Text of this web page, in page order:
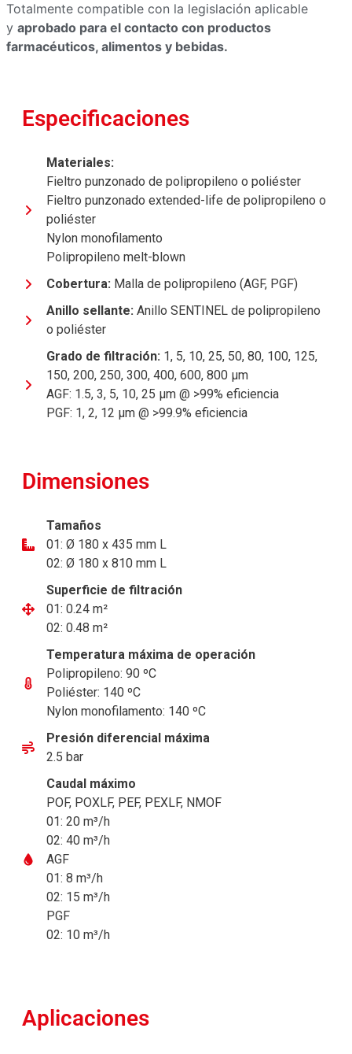
Totalmente compatible con la legislación aplicable
y aprobado para el contacto con productos
farmacéuticos, alimentos y bebidas.
Especificaciones
Materiales:
Fieltro punzonado de polipropileno o poliéster
Fieltro punzonado extended-life de polipropileno o
poliéster
Nylon monofilamento
Polipropileno melt-blown
Cobertura: Malla de polipropileno (AGF, PGF)
Anillo sellante: Anillo SENTINEL de polipropileno
o poliéster
Grado de filtración: 1, 5, 10, 25, 50, 80, 100, 125,
150, 200, 250, 300, 400, 600, 800 μm
AGF: 1.5, 3, 5, 10, 25 μm @ >99% eficiencia
PGF: 1, 2, 12 μm @ >99.9% eficiencia
Dimensiones
Tamaños
01: Ø 180 x 435 mm L
02: Ø 180 x 810 mm L
Superficie de filtración
01: 0.24 m²
02: 0.48 m²
Temperatura máxima de operación
Polipropileno: 90 ºC
Poliéster: 140 ºC
Nylon monofilamento: 140 ºC
Presión diferencial máxima
2.5 bar
Caudal máximo
POF, POXLF, PEF, PEXLF, NMOF
01: 20 m³/h
02: 40 m³/h
AGF
01: 8 m³/h
02: 15 m³/h
PGF
02: 10 m³/h
Aplicaciones